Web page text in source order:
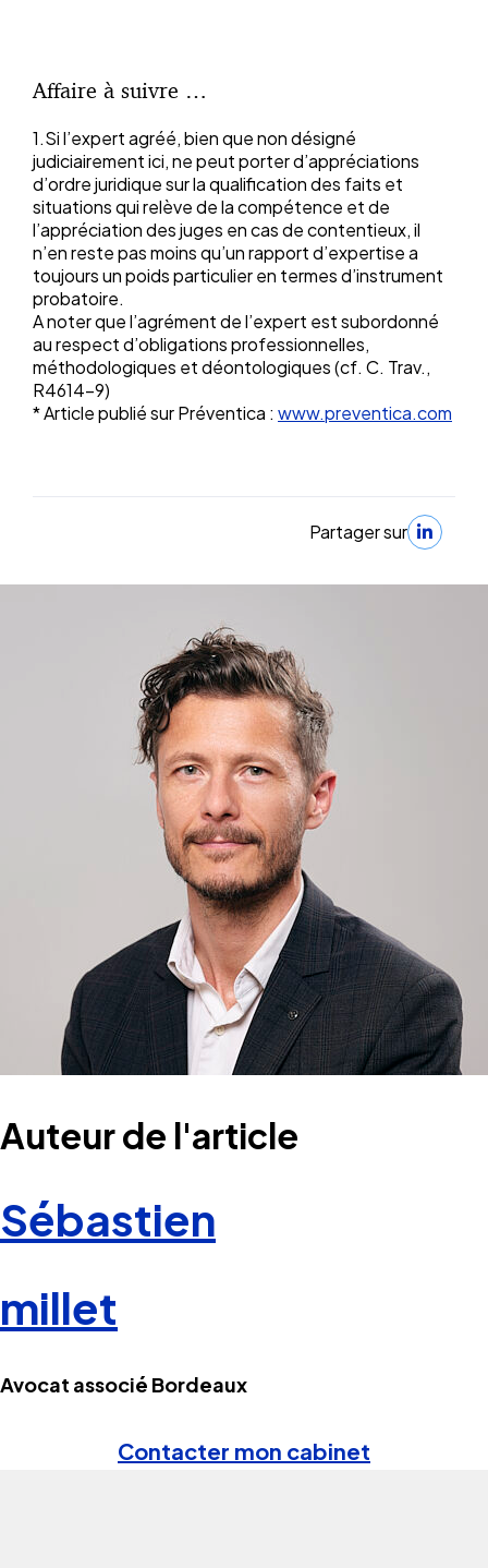
Affaire à suivre …
1.Si l’expert agréé, bien que non désigné
judiciairement ici, ne peut porter d’appréciations
d’ordre juridique sur la qualification des faits et
situations qui relève de la compétence et de
l’appréciation des juges en cas de contentieux, il
n’en reste pas moins qu’un rapport d’expertise a
toujours un poids particulier en termes d’instrument
probatoire.
A noter que l’agrément de l’expert est subordonné
au respect d’obligations professionnelles,
méthodologiques et déontologiques (cf. C. Trav.,
R4614-9)
* Article publié sur Préventica : www.preventica.com
Partager sur
Auteur de l'article
Sébastien
millet
Avocat associé Bordeaux
Contacter mon cabinet